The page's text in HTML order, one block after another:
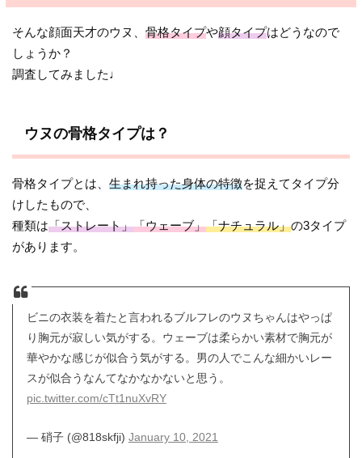
そんな顔面天才のウヌ、骨格タイプや顔タイプはどうなので
しょうか？
調査してみました♩
ウヌの骨格タイプは？
骨格タイプとは、生まれ持った身体の特徴を捉えてタイプ分
けしたもので、
種類は「ストレート」「ウェーブ」「ナチュラル」の3タイプ
があります。
ビニの衣装を着たと言われるブルフレのウヌちゃんはやっぱ
り胸元が寂しい気がする。ウェーブは柔らかい素材で胸元が
華やかな感じが似合う気がする。男の人でこんな細かいレー
スが似合うなんてなかなかないと思う。
pic.twitter.com/cTt1nuXvRY
— 硝子 (@818skfji) January 10, 2021